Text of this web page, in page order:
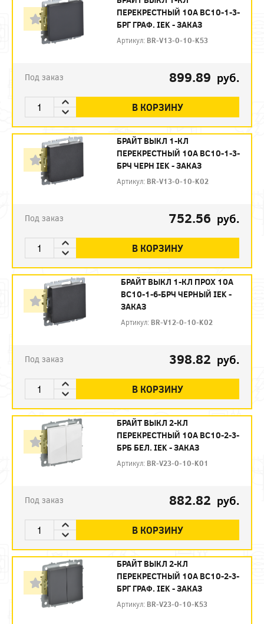
ПЕРЕКРЕСТНЫЙ 10А ВС10-1-3-
БРГ ГРАФ. IEK - ЗАКАЗ
Артикул: BR-V13-0-10-K53
Под заказ 899.89 руб.
В КОРЗИНУ
БРАЙТ ВЫКЛ 1-КЛ
ПЕРЕКРЕСТНЫЙ 10А ВС10-1-3-
БРЧ ЧЕРН IEK - ЗАКАЗ
Артикул: BR-V13-0-10-K02
Под заказ 752.56 руб.
В КОРЗИНУ
БРАЙТ ВЫКЛ 1-КЛ ПРОХ 10А
ВС10-1-6-БРЧ ЧЕРНЫЙ IEK -
ЗАКАЗ
Артикул: BR-V12-0-10-K02
Под заказ 398.82 руб.
В КОРЗИНУ
БРАЙТ ВЫКЛ 2-КЛ
ПЕРЕКРЕСТНЫЙ 10А ВС10-2-3-
БРБ БЕЛ. IEK - ЗАКАЗ
Артикул: BR-V23-0-10-K01
Под заказ 882.82 руб.
В КОРЗИНУ
БРАЙТ ВЫКЛ 2-КЛ
ПЕРЕКРЕСТНЫЙ 10А ВС10-2-3-
БРГ ГРАФ. IEK - ЗАКАЗ
Артикул: BR-V23-0-10-K53